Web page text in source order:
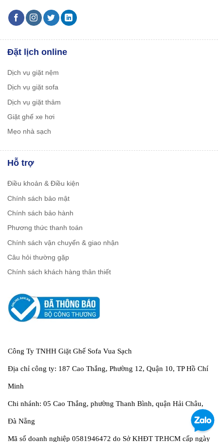
Đặt lịch online
Dịch vụ giặt nệm
Dịch vụ giặt sofa
Dịch vụ giặt thảm
Giặt ghế xe hơi
Mẹo nhà sạch
Hỗ trợ
Điều khoản & Điều kiện
Chính sách bảo mật
Chính sách bảo hành
Phương thức thanh toán
Chính sách vận chuyển & giao nhận
Câu hỏi thường gặp
Chính sách khách hàng thân thiết
Công Ty TNHH Giặt Ghế Sofa Vua Sạch
Địa chỉ công ty: 187 Cao Thắng, Phường 12, Quận 10, TP Hồ Chí
Minh
Chi nhánh: 05 Cao Thắng, phường Thanh Bình, quận Hải Châu,
Đà Nẵng
Mã số doanh nghiệp 0581946472 do Sở KHĐT TP.HCM cấp ngày